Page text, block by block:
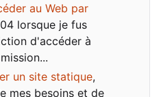
au Web par
lorsque je fus
d'accéder à
un site statique,
mes besoins et de